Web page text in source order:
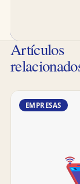
Artículos
EMPRESAS